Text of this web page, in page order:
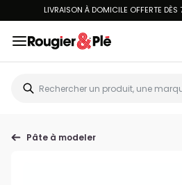
LIVRAISON À DOMICILE OFFERTE
Pâte à modeler